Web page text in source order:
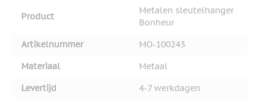
Product
Metalen sleutelhanger
Bonheur
Artikelnummer
MO-100243
Materiaal
Metaal
Levertijd
4-7 werkdagen